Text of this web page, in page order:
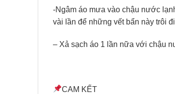
-Ngâm áo mưa vào chậu nước
vài lần để những vết bẩn này trôi
– Xả sạch áo 1 lần nữa với chậu
CAM KẾT